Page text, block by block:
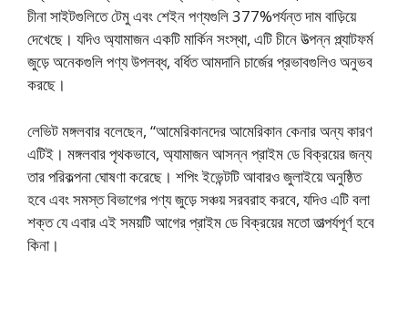
চীনা সাইটগুলিতে টেমু এবং শেইন পণ্যগুলি 377%পর্যন্ত দাম বাড়িয়ে
দেখেছে। যদিও অ্যামাজন একটি মার্কিন সংস্থা, এটি চীনে উত্পন্ন প্ল্যাটফর্ম
জুড়ে অনেকগুলি পণ্য উপলব্ধ, বর্ধিত আমদানি চার্জের প্রভাবগুলিও অনুভব
করছে।
লেভিট মঙ্গলবার বলেছেন, “আমেরিকানদের আমেরিকান কেনার অন্য কারণ
এটিই। মঙ্গলবার পৃথকভাবে, অ্যামাজন আসন্ন প্রাইম ডে বিক্রয়ের জন্য
তার পরিকল্পনা ঘোষণা করেছে। শপিং ইভেন্টটি আবারও জুলাইয়ে অনুষ্ঠিত
হবে এবং সমস্ত বিভাগের পণ্য জুড়ে সঞ্চয় সরবরাহ করবে, যদিও এটি বলা
শক্ত যে এবার এই সময়টি আগের প্রাইম ডে বিক্রয়ের মতো তাত্পর্যপূর্ণ হবে
কিনা।